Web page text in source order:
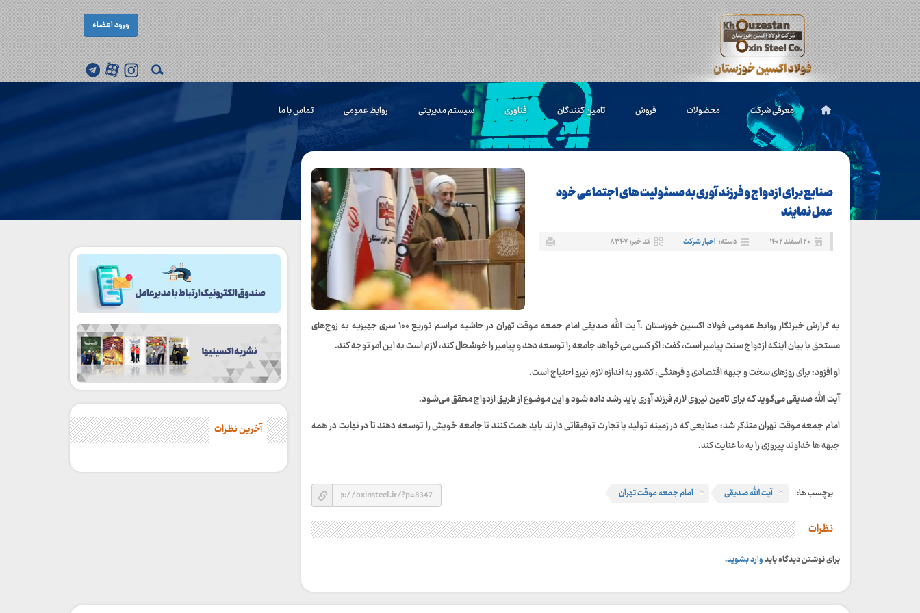
ورود اعضاء
معرفی شرکت محصولات فروش تامین کنندگان فناوری سیستم مدیریتی روابط عمومی تماس با ما
صنایع برای ازدواج و فرزند آوری به مسئولیت های اجتماعی خود
عمل نمایند
۲۰ اسفند ۱۴۰۲ دسته: اخبار شرکت کد خبر: ۸۳۴۷
به گزارش خبرنگار روابط عمومی فولاد اکسین خوزستان ،آ یت الله صدیقی امام جمعه موقت تهران در حاشیه مراسم توزیع ۱۰۰ سری جهیزیه به زوج‌های
مستحق با بیان اینکه ازدواج سنت پیامبر است، گفت: اگر کسی می‌خواهد جامعه را توسعه دهد و پیامبر را خوشحال کند، لازم است به این امر توجه کند.
او افزود: برای روزهای سخت و جبهه اقتصادی و فرهنگی، کشور به اندازه لازم نیرو احتیاج است.
آیت الله صدیقی می‌گوید که برای تامین نیروی لازم فرزند آوری باید رشد داده شود و این موضوع از طریق ازدواج محقق می‌شود.
امام جمعه موقت تهران متذکر شد: صنایعی که در زمینه تولید یا تجارت توفیقاتی دارند باید همت کنند تا جامعه خویش را توسعه دهند تا در نهایت در همه
جبهه ها خداوند پیروزی را به ما عنایت کند‌.
برچسب ها: آیت الله صدیقی امام جمعه موقت تهران
نظرات
برای نوشتن دیدگاه بایدوارد بشوید.
آخرین نظرات